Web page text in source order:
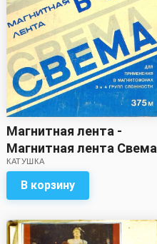
Магнитная лента -
Магнитная лента Свема
375м
КАТУШКА
В корзину